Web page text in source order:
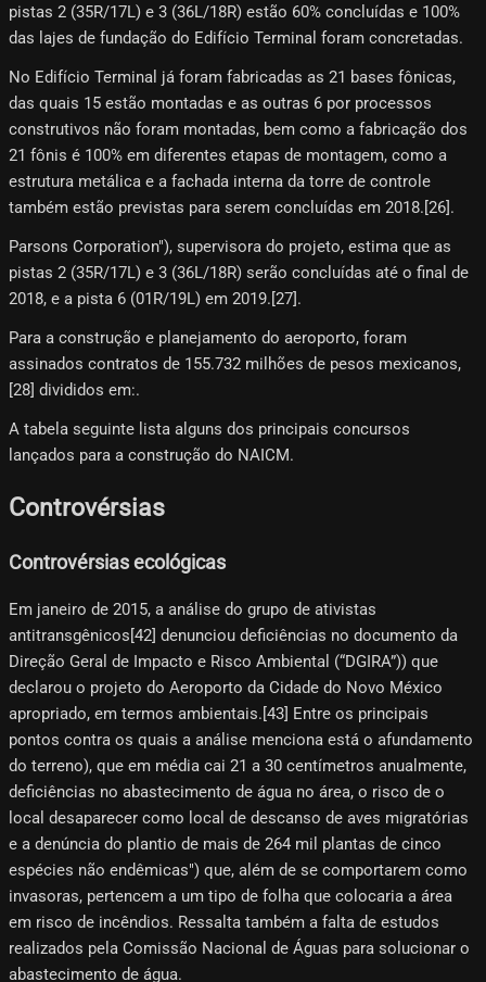
pistas 2 (35R/17L) e 3 (36L/18R) estão 60% concluídas e 100%
das lajes de fundação do Edifício Terminal foram concretadas.
No Edifício Terminal já foram fabricadas as 21 bases fônicas,
das quais 15 estão montadas e as outras 6 por processos
construtivos não foram montadas, bem como a fabricação dos
21 fônis é 100% em diferentes etapas de montagem, como a
estrutura metálica e a fachada interna da torre de controle
também estão previstas para serem concluídas em 2018.[26]​.
Parsons Corporation"), supervisora ​​do projeto, estima que as
pistas 2 (35R/17L) e 3 (36L/18R) serão concluídas até o final de
2018, e a pista 6 (01R/19L) em 2019.[27]​.
Para a construção e planejamento do aeroporto, foram
assinados contratos de 155.732 milhões de pesos mexicanos,
[28]​ divididos em:.
A tabela seguinte lista alguns dos principais concursos
lançados para a construção do NAICM.
Controvérsias
Controvérsias ecológicas
Em janeiro de 2015, a análise do grupo de ativistas
antitransgênicos[42]​ denunciou deficiências no documento da
Direção Geral de Impacto e Risco Ambiental (“DGIRA”)) que
declarou o projeto do Aeroporto da Cidade do Novo México
apropriado, em termos ambientais.[43]​ Entre os principais
pontos contra os quais a análise menciona está o afundamento
do terreno), que em média cai 21 a 30 centímetros anualmente,
deficiências no abastecimento de água no área, o risco de o
local desaparecer como local de descanso de aves migratórias
e a denúncia do plantio de mais de 264 mil plantas de cinco
espécies não endêmicas") que, além de se comportarem como
invasoras, pertencem a um tipo de folha que colocaria a área
em risco de incêndios. Ressalta também a falta de estudos
realizados pela Comissão Nacional de Águas para solucionar o
abastecimento de água.